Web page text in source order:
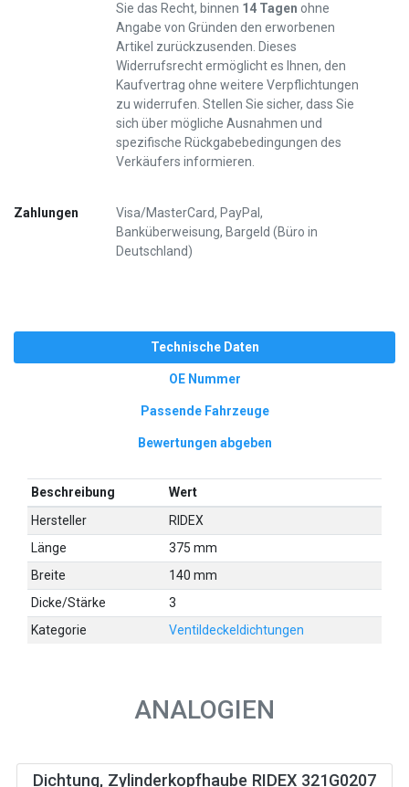
Sie das Recht, binnen 14 Tagen ohne
Angabe von Gründen den erworbenen
Artikel zurückzusenden. Dieses
Widerrufsrecht ermöglicht es Ihnen, den
Kaufvertrag ohne weitere Verpflichtungen
zu widerrufen. Stellen Sie sicher, dass Sie
sich über mögliche Ausnahmen und
spezifische Rückgabebedingungen des
Verkäufers informieren.
Zahlungen
Visa/MasterCard, PayPal,
Banküberweisung, Bargeld (Büro in
Deutschland)
Technische Daten
OE Nummer
Passende Fahrzeuge
Bewertungen abgeben
Beschreibung
Wert
Hersteller
RIDEX
Länge
375 mm
Breite
140 mm
Dicke/Stärke
3
Kategorie
Ventildeckeldichtungen
ANALOGIEN
Dichtung, Zylinderkopfhaube RIDEX 321G0207